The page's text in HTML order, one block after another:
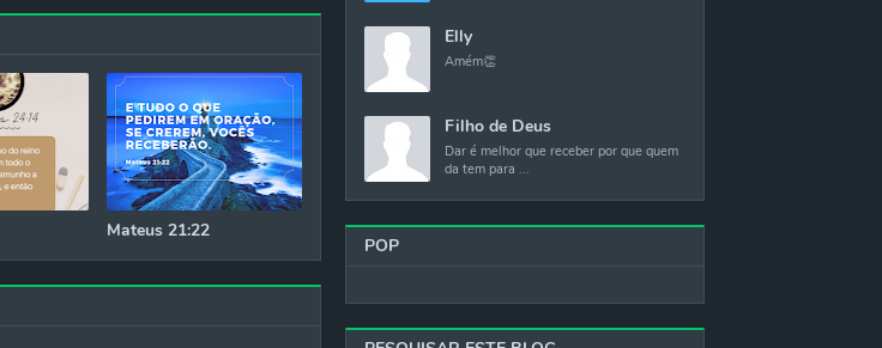
Mateus 21:22
Elly
Amém👏
Filho de Deus
Dar é melhor que receber por que quem
da tem para ...
POP